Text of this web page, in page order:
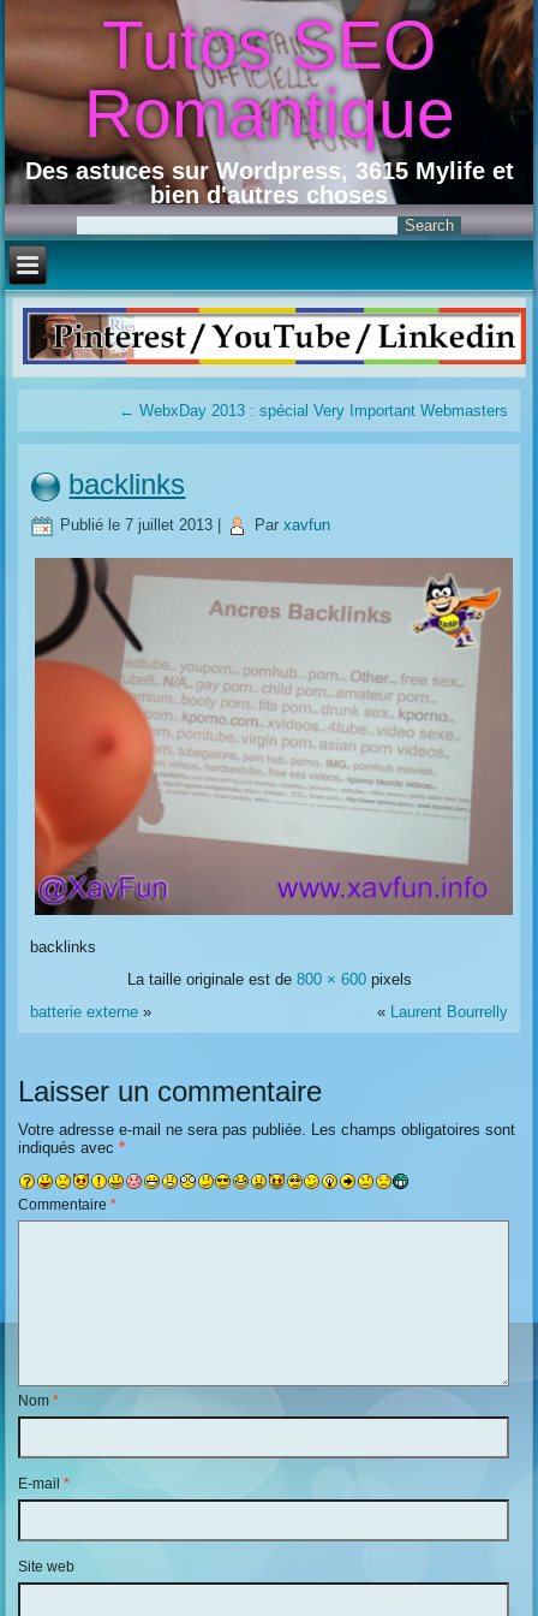
Tutos SEO
Romantique
Des astuces sur Wordpress, 3615 Mylife et
bien d'autres choses
← WebxDay 2013 : spécial Very Important Webmasters
backlinks
Publié le 7 juillet 2013 Par xavfun
backlinks
La taille originale est de 800 × 600pixels
batterie externe » « Laurent Bourrelly
Laisser un commentaire
Votre adresse e-mail ne sera pas publiée. Les champs obligatoires sont
indiqués avec*
Commentaire*
Nom*
E-mail*
Site web